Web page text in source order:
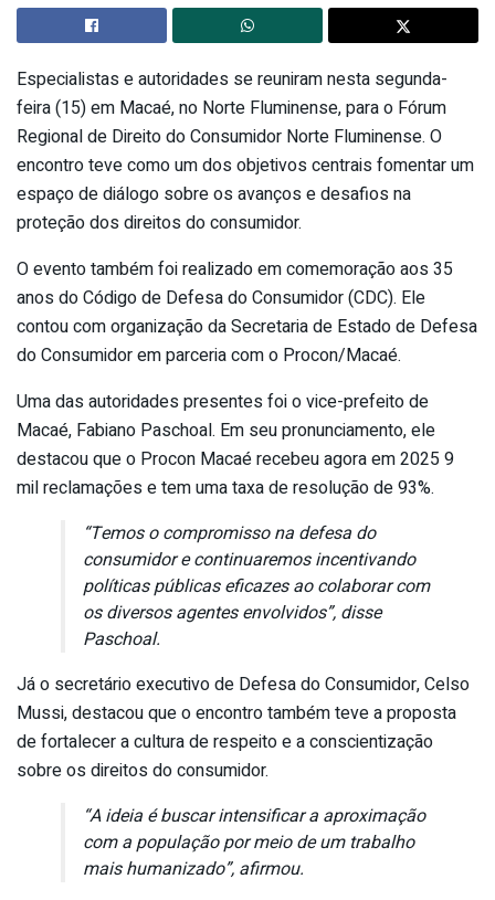
Especialistas e autoridades se reuniram nesta segunda-
feira (15) em Macaé, no Norte Fluminense, para o Fórum
Regional de Direito do Consumidor Norte Fluminense. O
encontro teve como um dos objetivos centrais fomentar um
espaço de diálogo sobre os avanços e desafios na
proteção dos direitos do consumidor.
O evento também foi realizado em comemoração aos 35
anos do Código de Defesa do Consumidor (CDC). Ele
contou com organização da Secretaria de Estado de Defesa
do Consumidor em parceria com o Procon/Macaé.
Uma das autoridades presentes foi o vice-prefeito de
Macaé, Fabiano Paschoal. Em seu pronunciamento, ele
destacou que o Procon Macaé recebeu agora em 2025 9
mil reclamações e tem uma taxa de resolução de 93%.
“Temos o compromisso na defesa do
consumidor e continuaremos incentivando
políticas públicas eficazes ao colaborar com
os diversos agentes envolvidos”, disse
Paschoal.
Já o secretário executivo de Defesa do Consumidor, Celso
Mussi, destacou que o encontro também teve a proposta
de fortalecer a cultura de respeito e a conscientização
sobre os direitos do consumidor.
“A ideia é buscar intensificar a aproximação
com a população por meio de um trabalho
mais humanizado”, afirmou.